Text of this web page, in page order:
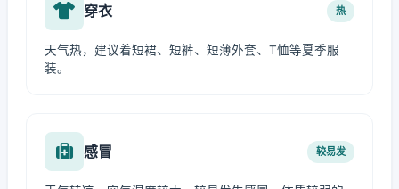
穿衣 热
天气热，建议着短裙、短裤、短薄外套、T恤等夏季服
装。
感冒 较易发